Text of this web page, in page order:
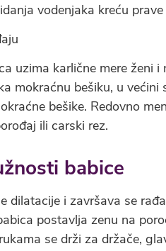
vodenjaka kreću
uzima karlične mere ženi
mokraćnu bešiku, u
bešike. Redovno
ili carski rez.
babice
dilatacije i završava se
postavlja zenu na
se drži za držače,